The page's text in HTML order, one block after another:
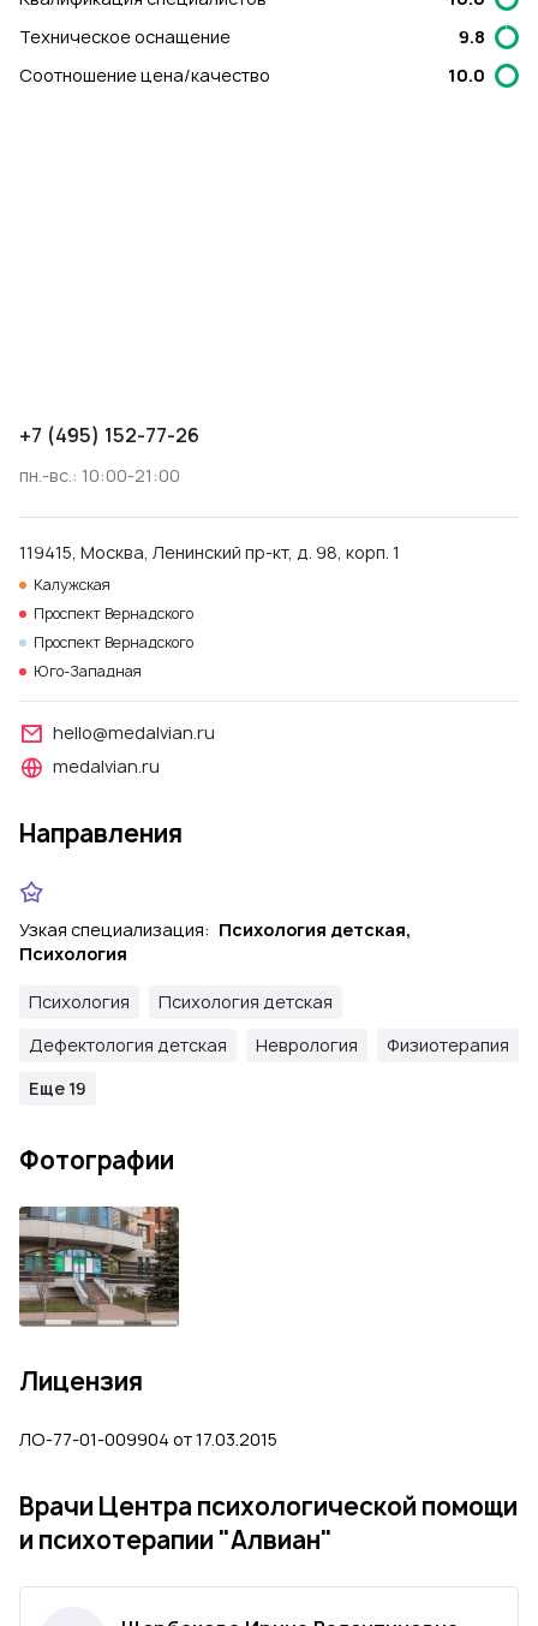
Техническое оснащение
9.8
Соотношение цена/качество
10.0
+7 (495) 152-77-26
пн.-вс.: 10:00-21:00
119415, Москва, Ленинский пр-кт, д. 98, корп. 1
Калужская
Проспект Вернадского
Проспект Вернадского
Юго-Западная
hello@medalvian.ru
medalvian.ru
Направления
Узкая специализация: Психология детская,
Психология
Психология
Психология детская
Дефектология детская
Неврология
Физиотерапия
Еще 19
Фотографии
Лицензия
ЛО-77-01-009904 от 17.03.2015
Врачи Центра психологической помощи
и психотерапии "Алвиан"